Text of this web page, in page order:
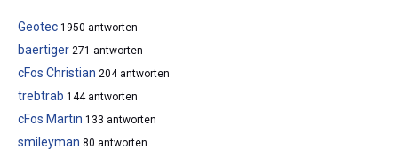
Geotec 1950 antworten
baertiger 271 antworten
cFos Christian 204 antworten
trebtrab 144 antworten
cFos Martin 133 antworten
smileyman 80 antworten